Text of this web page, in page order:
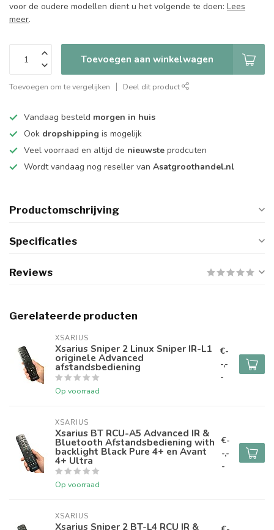
voor de oudere modellen dient u het volgende te doen: Lees
meer.
Toevoegen aan winkelwagen
Toevoegen om te vergelijken Deel dit product
Vandaag besteld morgen in huis
Ook dropshipping is mogelijk
Veel voorraad en altijd de nieuwste prodcuten
Wordt vandaag nog reseller van Asatgroothandel.nl
Productomschrijving
Specificaties
Reviews
Gerelateerde producten
XSARIUS
Xsarius Sniper 2 Linux Sniper IR-L1
originele Advanced
afstandsbediening
Op voorraad
€-
-,-
-
XSARIUS
Xsarius BT RCU-A5 Advanced IR &
Bluetooth Afstandsbediening with
backlight Black Pure 4+ en Avant
4+ Ultra
Op voorraad
€-
-,-
-
XSARIUS
Xsarius Sniper 2 BT-L4 RCU IR &